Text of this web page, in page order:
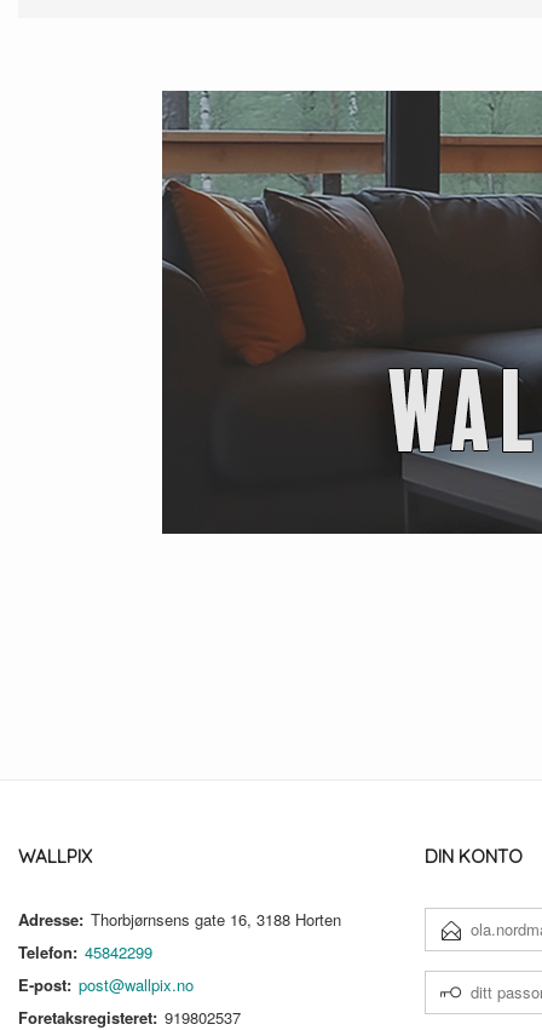
WALLPIX
Adresse: Thorbjørnsens gate 16, 3188 Horten
Telefon: 45842299
E-post: post@wallpix.no
Foretaksregisteret: 919802537
DIN KONTO
POSTADRESSE
PASSORD